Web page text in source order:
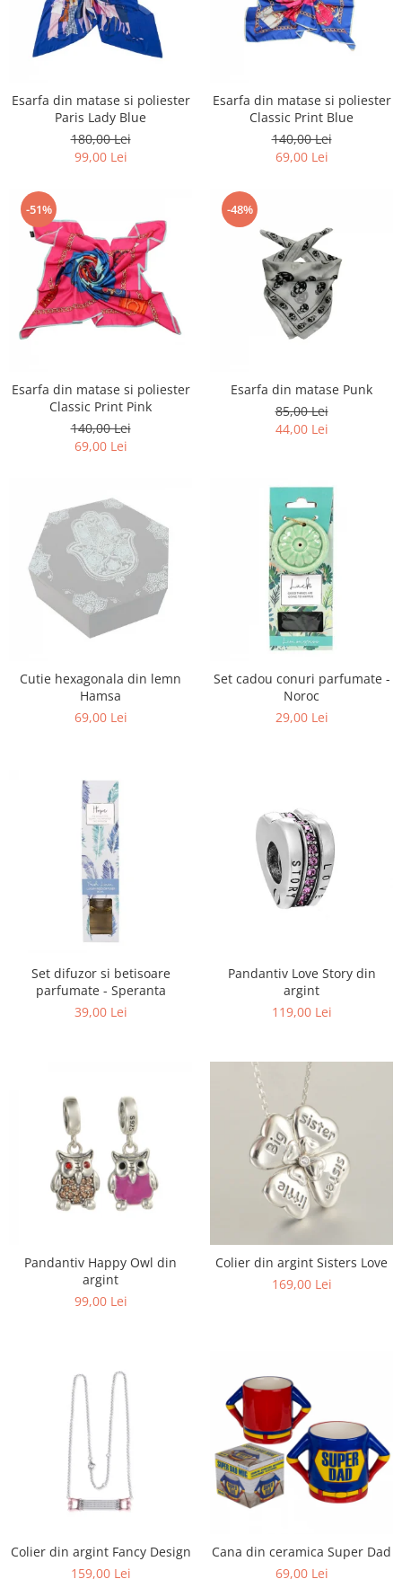
Esarfa din matase si poliester
Paris Lady Blue
180,00 Lei
99,00 Lei
Esarfa din matase si poliester
Classic Print Blue
140,00 Lei
69,00 Lei
-51%
Esarfa din matase si poliester
Classic Print Pink
140,00 Lei
69,00 Lei
-48%
Esarfa din matase Punk
85,00 Lei
44,00 Lei
Cutie hexagonala din lemn
Hamsa
69,00 Lei
Set cadou conuri parfumate -
Noroc
29,00 Lei
Set difuzor si betisoare
parfumate - Speranta
39,00 Lei
Pandantiv Love Story din
argint
119,00 Lei
Pandantiv Happy Owl din
argint
99,00 Lei
Colier din argint Sisters Love
169,00 Lei
Colier din argint Fancy Design
159,00 Lei
Cana din ceramica Super Dad
69,00 Lei